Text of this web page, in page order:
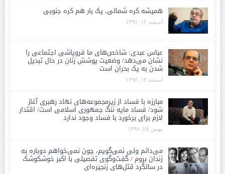
همیشه کره شمالی، یک بار هم کره جنوبی
اسفند ۱۲, ۱۳۹۶
عباس عبدی: شاخص‌های ما فروپاشی اجتماعی را
نشان می‌دهد/ وضعیت پوشش زنان در حال تبدیل
شدن به یک بحران است
اسفند ۱۲, ۱۳۹۶
مبارزه با فساد از زیرمجموعه‌های نهاد رهبری آغاز
شود/ فساد مایه ننگ جمهوری اسلامی است/ اقتدار
لازم برای برخورد با فساد وجود ندارد
بهمن ۲۵, ۱۳۹۶
می‌دانم ولی نمی‌گویم، چون نمی‌خواهم دوباره به
زندان بروم / گفت‌وگوی تفصیلی با اکبر خوشکوشک
در سالگرد قتل‌های زنجیره‌ای